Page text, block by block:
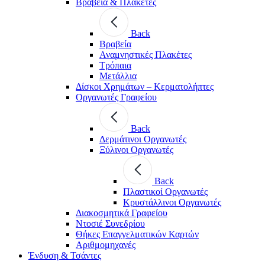
Back
Βραβεία
Αναμνηστικές Πλακέτες
Τρόπαια
Μετάλλια
Δίσκοι Χρημάτων – Κερματολήπτες
Οργανωτές Γραφείου
Back
Δερμάτινοι Οργανωτές
Ξύλινοι Οργανωτές
Back
Πλαστικοί Οργανωτές
Κρυστάλλινοι Οργανωτές
Διακοσμητικά Γραφείου
Ντοσιέ Συνεδρίου
Θήκες Επαγγελματικών Καρτών
Αριθμομηχανές
Ένδυση & Τσάντες